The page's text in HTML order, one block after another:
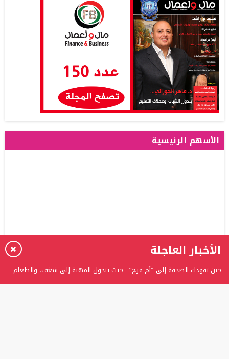
الأسهم الرئيسية
الأخبار العاجلة
حين تقودك الصدفة إلى “أم فرح”.. حيث تتحول المهنة إلى شغف، والطعام
إلى حكاية